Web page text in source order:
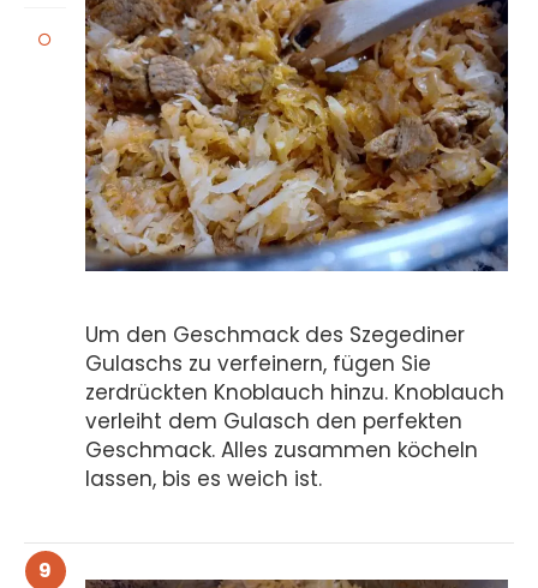
Um den Geschmack des Szegediner
Gulaschs zu verfeinern, fügen Sie
zerdrückten Knoblauch hinzu. Knoblauch
verleiht dem Gulasch den perfekten
Geschmack. Alles zusammen köcheln
lassen, bis es weich ist.
9